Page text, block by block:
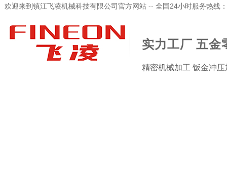
欢迎来到镇江飞凌机械科技有限公司官方网站 -- 全国24小时服务热线
实力工厂 五金
精密机械加工 钣金冲压